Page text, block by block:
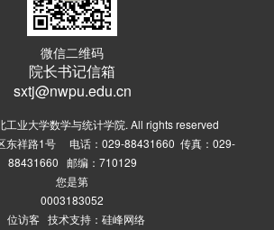
微信二维码
院长书记信箱
sxtj@nwpu.edu.cn
工业大学数学与统计学院. All rights reserved
东祥路1号 电话：029-88431660 传真：029-
88431660 邮编：710129
您是第
0003183052
位访客 技术支持： 硅峰网络